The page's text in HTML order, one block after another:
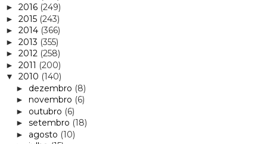
► 2016 (249)
► 2015 (243)
► 2014 (366)
► 2013 (355)
► 2012 (258)
► 2011 (200)
▼ 2010 (140)
► dezembro (8)
► novembro (6)
► outubro (6)
► setembro (18)
► agosto (10)